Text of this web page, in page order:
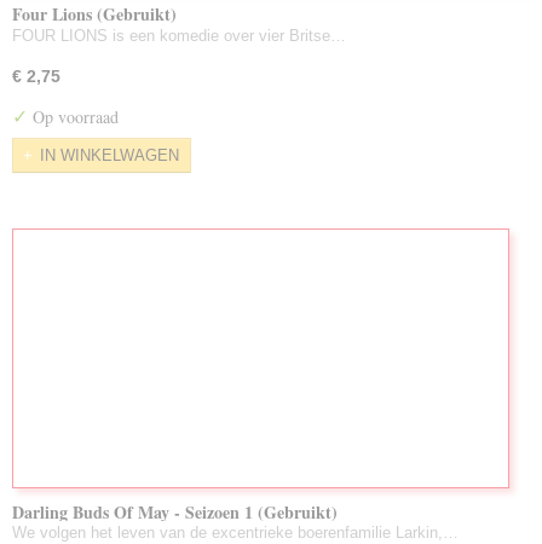
Four Lions (Gebruikt)
FOUR LIONS is een komedie over vier Britse…
€ 2,75
✓ Op voorraad
IN WINKELWAGEN
Darling Buds Of May - Seizoen 1 (Gebruikt)
We volgen het leven van de excentrieke boerenfamilie Larkin,…